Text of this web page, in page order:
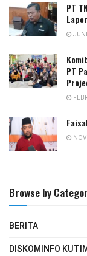
PT
PT
Browse by
BERITA
DISKOMINFO